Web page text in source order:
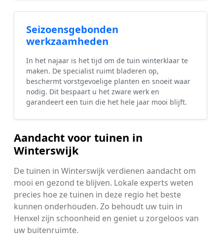
Seizoensgebonden
werkzaamheden
In het najaar is het tijd om de tuin winterklaar te
maken. De specialist ruimt bladeren op,
beschermt vorstgevoelige planten en snoeit waar
nodig. Dit bespaart u het zware werk en
garandeert een tuin die het hele jaar mooi blijft.
Aandacht voor tuinen in
Winterswijk
De tuinen in Winterswijk verdienen aandacht om
mooi en gezond te blijven. Lokale experts weten
precies hoe ze tuinen in deze regio het beste
kunnen onderhouden. Zo behoudt uw tuin in
Henxel zijn schoonheid en geniet u zorgeloos van
uw buitenruimte.